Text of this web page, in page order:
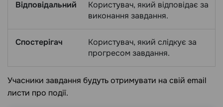
Відповідальний
Користувач, який відповідає за
виконання завдання.
Спостерігач
Користувач, який слідкує за
прогресом завдання.
Учасники завдання будуть отримувати на свій email
листи про події.